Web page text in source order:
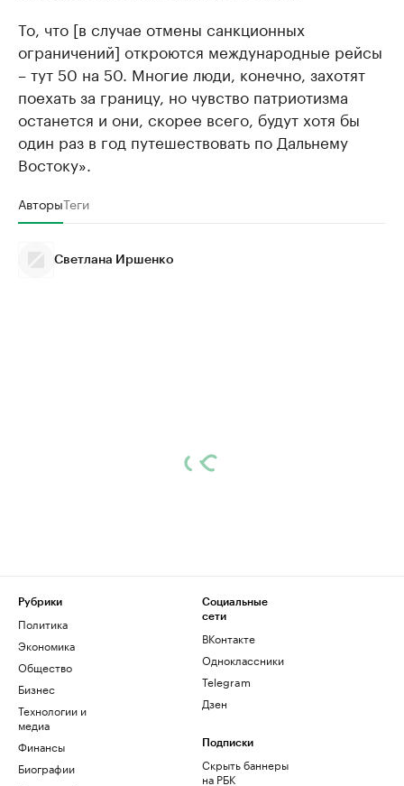
То, что [в случае отмены санкционных
ограничений] откроются международные рейсы
– тут 50 на 50. Многие люди, конечно, захотят
поехать за границу, но чувство патриотизма
останется и они, скорее всего, будут хотя бы
один раз в год путешествовать по Дальнему
Востоку».
АвторыТеги
Светлана Иршенко
Рубрики
Политика
Экономика
Общество
Бизнес
Технологии и
медиа
Финансы
Биографии
Социальные
сети
ВКонтакте
Одноклассники
Telegram
Дзен
Подписки
Скрыть баннеры
на РБК